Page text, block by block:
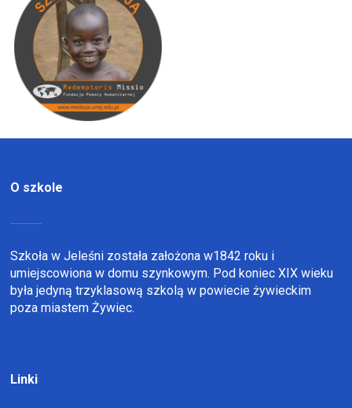
O szkole
Szkoła w Jeleśni została założona w1842 roku i
umiejscowiona w domu szynkowym. Pod koniec XIX wieku
była jedyną trzyklasową szkolą w powiecie żywieckim
poza miastem Żywiec.
Linki